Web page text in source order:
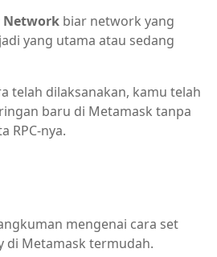
Network biar network yang
yang utama atau sedang
telah dilaksanakan, kamu telah
baru di Metamask tanpa
RPC-nya.
mengenai cara set
di Metamask termudah.